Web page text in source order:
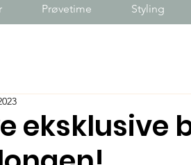
Prøvetime Styling
eksklusive